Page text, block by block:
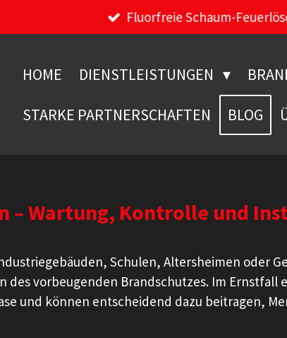
Fluorfreie Schaum-
HOME DIENSTLEISTUNGEN
STARKE PARTNERSCHAFTEN BLOG
– Wartung, Kontrolle und
Schulen, Altersheimen oder
des vorbeugenden Brandschutzes. Im
und können entscheidend dazu beitragen,